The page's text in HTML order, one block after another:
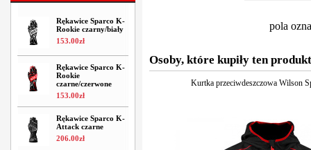
Rękawice Sparco K-
Rookie czarny/biały
153.00zł
Rękawice Sparco K-
Rookie
czarne/czerwone
153.00zł
Rękawice Sparco K-
Attack czarne
206.00zł
pola
Osoby, które kupiły ten
Kurtka przeciwdeszczowa Wilson